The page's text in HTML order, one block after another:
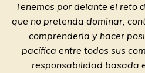
Tenemos por delante el reto
que no pretenda dominar,
comprenderla y hacer
pacífica entre todos sus
responsabilidad basada